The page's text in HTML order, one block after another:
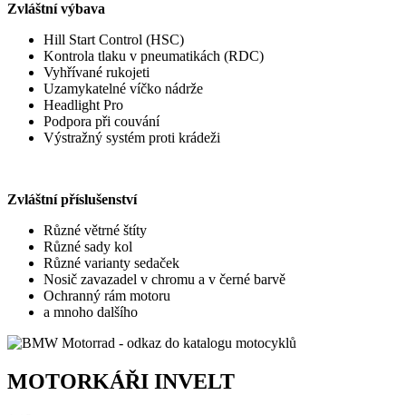
Zvláštní výbava
Hill Start Control (HSC)
Kontrola tlaku v pneumatikách (RDC)
Vyhřívané rukojeti
Uzamykatelné víčko nádrže
Headlight Pro
Podpora při couvání
Výstražný systém proti krádeži
Zvláštní příslušenství
Různé větrné štíty
Různé sady kol
Různé varianty sedaček
Nosič zavazadel v chromu a v černé barvě
Ochranný rám motoru
a mnoho dalšího
MOTORKÁŘI INVELT